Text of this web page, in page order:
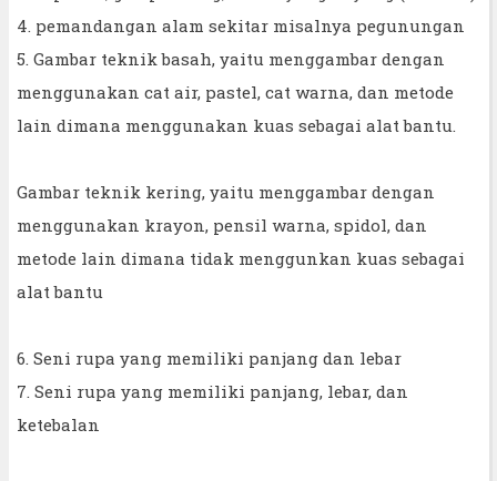
4. pemandangan alam sekitar misalnya pegunungan
5. Gambar teknik basah, yaitu menggambar dengan
menggunakan cat air, pastel, cat warna, dan metode
lain dimana menggunakan kuas sebagai alat bantu.
Gambar teknik kering, yaitu menggambar dengan
menggunakan krayon, pensil warna, spidol, dan
metode lain dimana tidak menggunkan kuas sebagai
alat bantu
6. Seni rupa yang memiliki panjang dan lebar
7. Seni rupa yang memiliki panjang, lebar, dan
ketebalan